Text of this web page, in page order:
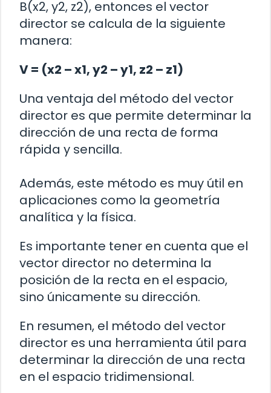
B(x2, y2, z2), entonces el vector
director se calcula de la siguiente
manera:
V = (x2 – x1, y2 – y1, z2 – z1)
Una ventaja del método del vector
director es que permite determinar la
dirección de una recta de forma
rápida y sencilla.
Además, este método es muy útil en
aplicaciones como la geometría
analítica y la física.
Es importante tener en cuenta que el
vector director no determina la
posición de la recta en el espacio,
sino únicamente su dirección.
En resumen, el método del vector
director es una herramienta útil para
determinar la dirección de una recta
en el espacio tridimensional.